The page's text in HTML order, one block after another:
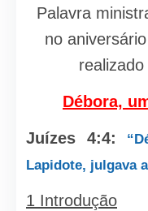
Palavra
no
Débora,
Juízes 4:4:
Lapidote, julgava
1 Introdução